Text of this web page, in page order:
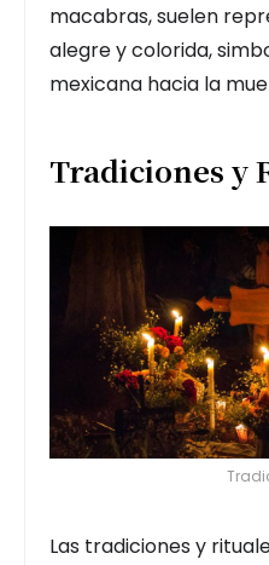
macabras, suelen
alegre y colorida,
mexicana hacia la
Tradiciones y
Las tradiciones y